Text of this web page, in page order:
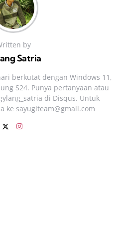
by
Satria
berkutat dengan Windows 11,
S24. Punya pertanyaan atau
di Disqus. Untuk
ke sayugiteam@gmail.com